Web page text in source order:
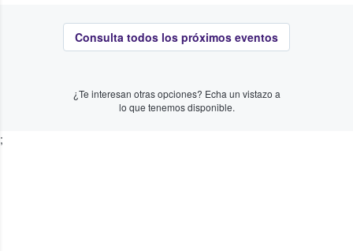
Consulta todos los próximos eventos
¿Te interesan otras opciones? Echa un vistazo a
lo que tenemos disponible.
;